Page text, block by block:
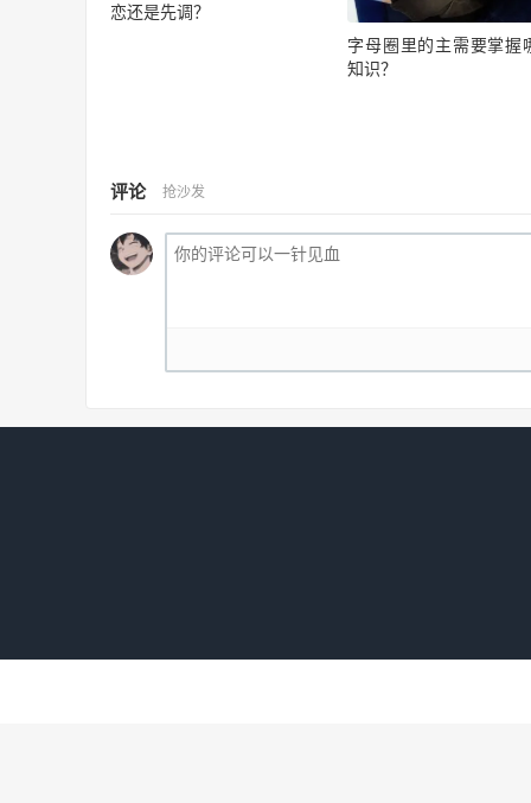
恋还是先调？
字母圈里的主需要掌握
知识？
评论 抢沙发